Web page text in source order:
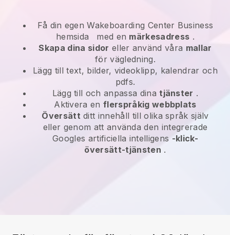
Få din egen Wakeboarding Center Business
hemsida
med en märkesadress .
Skapa dina sidor eller använd våra mallar
för vägledning.
Lägg till text, bilder, videoklipp, kalendrar och
pdfs.
Lägg till och anpassa dinatjänster .
Aktivera enflerspråkig webbplats
Översätt ditt innehåll till olika språk själv
eller genom att använda den integrerade
Googles artificiella intelligens -klick-
översätt-tjänsten .